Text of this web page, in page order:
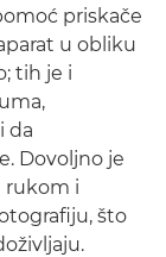
priskače
u obliku
tih je i
da
Dovoljno je
rukom i
što